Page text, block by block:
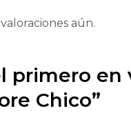
aún.
primero en
Chico”